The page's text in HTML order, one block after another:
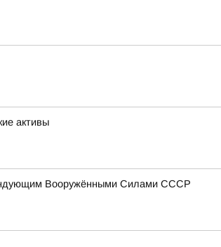
активы
Вооружёнными Силами СССР